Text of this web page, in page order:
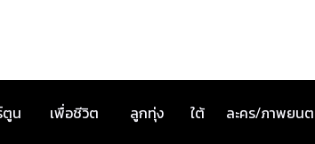
ตูน เพื่อชีวิต ลูกทุ่ง ใต้ ละคร/ภาพยน